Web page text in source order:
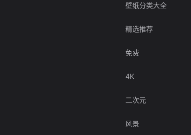
壁纸分类大全
精选推荐
免费
4K
二次元
风景